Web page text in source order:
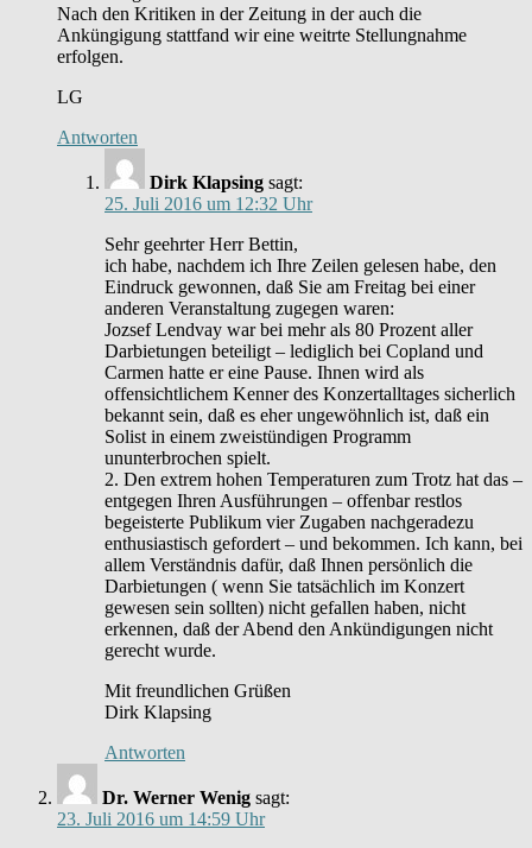
Nach den Kritiken in der Zeitung in der auch die
Anküngigung stattfand wir eine weitrte Stellungnahme
erfolgen.
LG
Antworten
Dirk Klapsing sagt:
25. Juli 2016 um 12:32 Uhr
Sehr geehrter Herr Bettin,
ich habe, nachdem ich Ihre Zeilen gelesen habe, den
Eindruck gewonnen, daß Sie am Freitag bei einer
anderen Veranstaltung zugegen waren:
Jozsef Lendvay war bei mehr als 80 Prozent aller
Darbietungen beteiligt – lediglich bei Copland und
Carmen hatte er eine Pause. Ihnen wird als
offensichtlichem Kenner des Konzertalltages sicherlich
bekannt sein, daß es eher ungewöhnlich ist, daß ein
Solist in einem zweistündigen Programm
ununterbrochen spielt.
2. Den extrem hohen Temperaturen zum Trotz hat das –
entgegen Ihren Ausführungen – offenbar restlos
begeisterte Publikum vier Zugaben nachgeradezu
enthusiastisch gefordert – und bekommen. Ich kann, bei
allem Verständnis dafür, daß Ihnen persönlich die
Darbietungen ( wenn Sie tatsächlich im Konzert
gewesen sein sollten) nicht gefallen haben, nicht
erkennen, daß der Abend den Ankündigungen nicht
gerecht wurde.
Mit freundlichen Grüßen
Dirk Klapsing
Antworten
Dr. Werner Wenig sagt:
23. Juli 2016 um 14:59 Uhr